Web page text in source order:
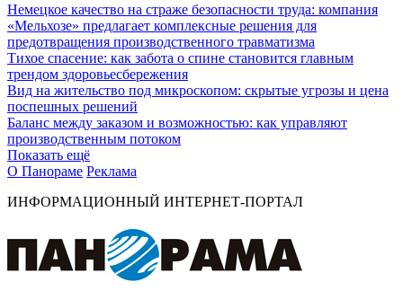
Немецкое качество на страже безопасности труда: компания
«Мельхозе» предлагает комплексные решения для
предотвращения производственного травматизма
Тихое спасение: как забота о спине становится главным
трендом здоровьесбережения
Вид на жительство под микроскопом: скрытые угрозы и цена
поспешных решений
Баланс между заказом и возможностью: как управляют
производственным потоком
Показать ещё
О Панораме Реклама
ИНФОРМАЦИОННЫЙ ИНТЕРНЕТ-ПОРТАЛ